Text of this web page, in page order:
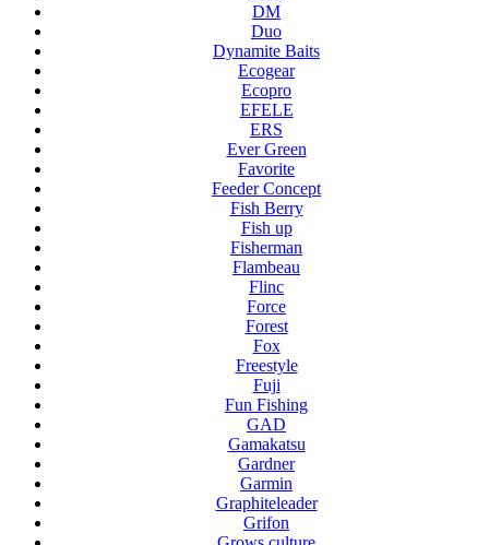
DM
Duo
Dynamite Baits
Ecogear
Ecopro
EFELE
ERS
Ever Green
Favorite
Feeder Concept
Fish Berry
Fish up
Fisherman
Flambeau
Flinc
Force
Forest
Fox
Freestyle
Fuji
Fun Fishing
GAD
Gamakatsu
Gardner
Garmin
Graphiteleader
Grifon